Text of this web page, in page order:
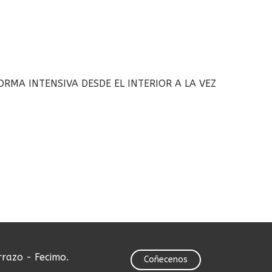
INTENSIVA DESDE EL INTERIOR A LA VEZ
- Fecimo. Coñecenos